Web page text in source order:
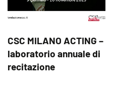
CSC MILANO ACTING –
laboratorio annuale di
recitazione